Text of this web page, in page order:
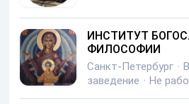
ИНСТИТУТ
ФИЛОСОФИИ
Санкт-Петербург ·
заведение · Не